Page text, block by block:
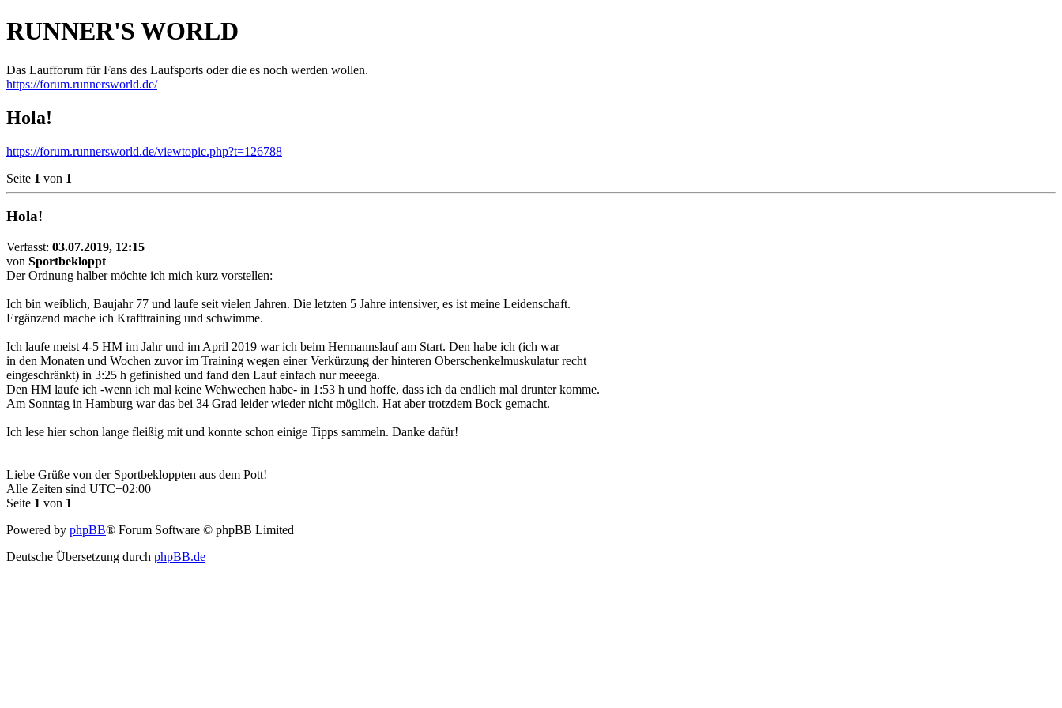
RUNNER'S WORLD
Das Laufforum für Fans des Laufsports oder die es noch werden wollen.
https://forum.runnersworld.de/
Hola!
https://forum.runnersworld.de/viewtopic.php?t=126788
Seite 1 von 1
Hola!
Verfasst: 03.07.2019, 12:15
von Sportbekloppt
Der Ordnung halber möchte ich mich kurz vorstellen:
Ich bin weiblich, Baujahr 77 und laufe seit vielen Jahren. Die letzten 5 Jahre intensiver, es ist meine Leidenschaft.
Ergänzend mache ich Krafttraining und schwimme.
Ich laufe meist 4-5 HM im Jahr und im April 2019 war ich beim Hermannslauf am Start. Den habe ich (ich war
in den Monaten und Wochen zuvor im Training wegen einer Verkürzung der hinteren Oberschenkelmuskulatur recht
eingeschränkt) in 3:25 h gefinished und fand den Lauf einfach nur meeega.
Den HM laufe ich -wenn ich mal keine Wehwechen habe- in 1:53 h und hoffe, dass ich da endlich mal drunter komme.
Am Sonntag in Hamburg war das bei 34 Grad leider wieder nicht möglich. Hat aber trotzdem Bock gemacht.
Ich lese hier schon lange fleißig mit und konnte schon einige Tipps sammeln. Danke dafür!
Liebe Grüße von der Sportbekloppten aus dem Pott!
Alle Zeiten sind UTC+02:00
Seite 1 von 1
Powered by phpBB® Forum Software © phpBB Limited
Deutsche Übersetzung durch phpBB.de